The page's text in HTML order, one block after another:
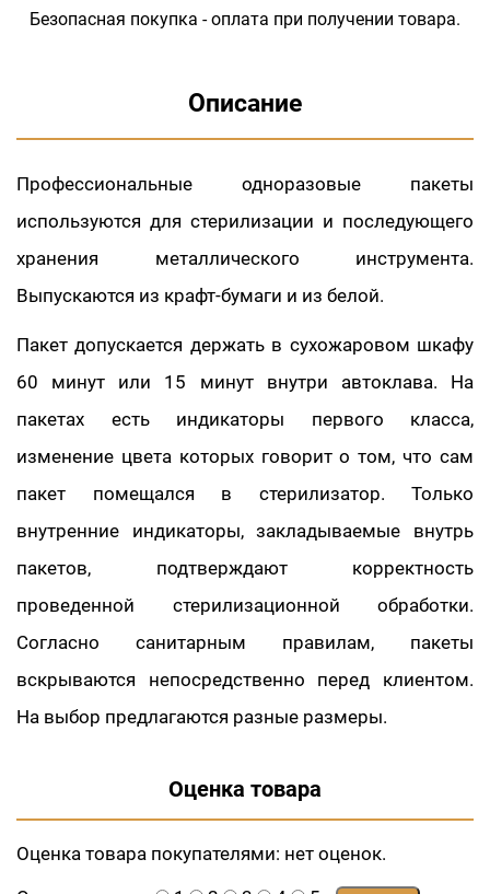
Безопасная покупка - оплата при получении товара.
Описание
Профессиональные одноразовые пакеты
используются для стерилизации и последующего
хранения металлического инструмента.
Выпускаются из крафт-бумаги и из белой.
Пакет допускается держать в сухожаровом шкафу
60 минут или 15 минут внутри автоклава. На
пакетах есть индикаторы первого класса,
изменение цвета которых говорит о том, что сам
пакет помещался в стерилизатор. Только
внутренние индикаторы, закладываемые внутрь
пакетов, подтверждают корректность
проведенной стерилизационной обработки.
Согласно санитарным правилам, пакеты
вскрываются непосредственно перед клиентом.
На выбор предлагаются разные размеры.
Оценка товара
Оценка товара покупателями: нет оценок.